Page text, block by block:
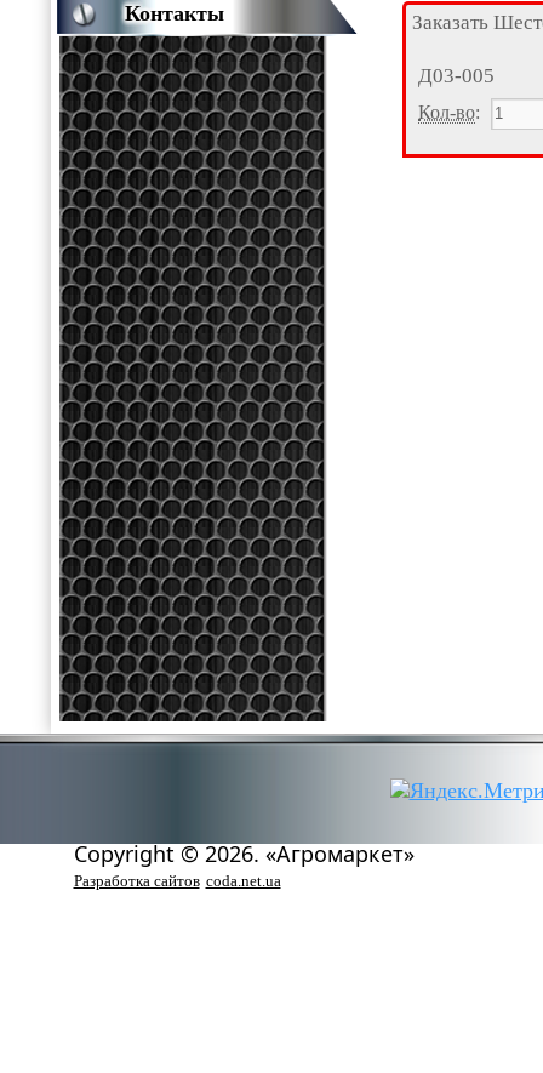
Заказать
Д03-005
Кол-во:
Контакты
Copyright © 2026. «Агромаркет»
Разработка сайтов coda.net.ua